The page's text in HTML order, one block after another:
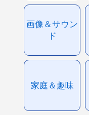
画像＆サウン
ド
家庭＆趣味